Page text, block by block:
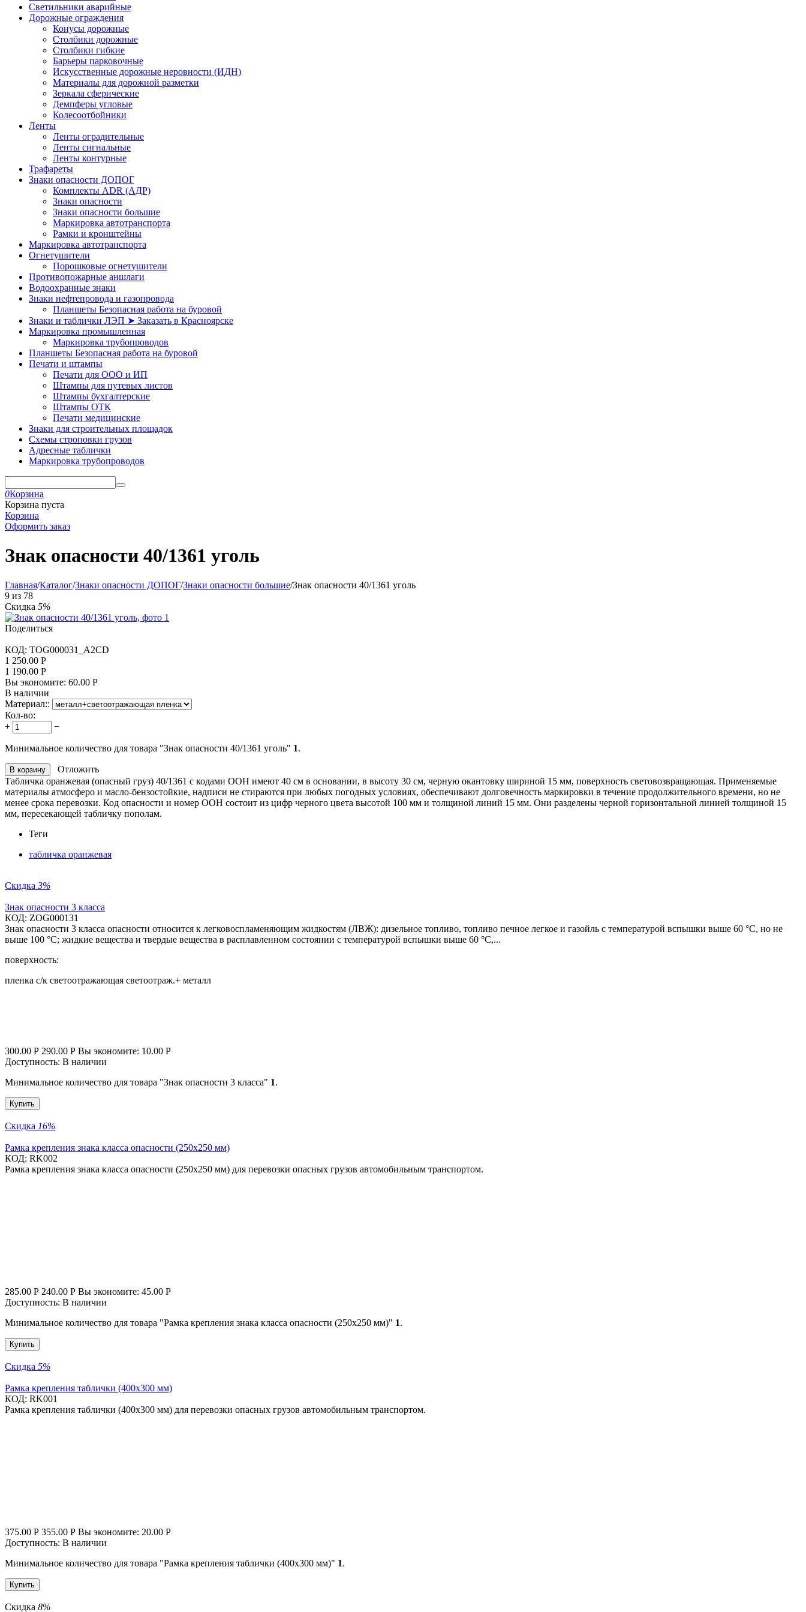
Светильники аварийные
Дорожные ограждения
Конусы дорожные
Столбики дорожные
Столбики гибкие
Барьеры парковочные
Искусственные дорожные неровности (ИДН)
Материалы для дорожной разметки
Зеркала сферические
Демпферы угловые
Колесоотбойники
Ленты
Ленты оградительные
Ленты сигнальные
Ленты контурные
Трафареты
Знаки опасности ДОПОГ
Комплекты ADR (АДР)
Знаки опасности
Знаки опасности большие
Маркировка автотранспорта
Рамки и кронштейны
Маркировка автотранспорта
Огнетушители
Порошковые огнетушители
Противопожарные аншлаги
Водоохранные знаки
Знаки нефтепровода и газопровода
Планшеты Безопасная работа на буровой
Знаки и таблички ЛЭП ➤ Заказать в Красноярске
Маркировка промышленная
Маркировка трубопроводов
Планшеты Безопасная работа на буровой
Печати и штампы
Печати для ООО и ИП
Штампы для путевых листов
Штампы бухгалтерские
Штампы ОТК
Печати медицинские
Знаки для строительных площадок
Схемы строповки грузов
Адресные таблички
Маркировка трубопроводов
0Корзина
Корзина пуста
Корзина
Оформить заказ
Знак опасности 40/1361 уголь
Главная/Каталог/Знаки опасности ДОПОГ/Знаки опасности большие/Знак опасности 40/1361 уголь
9 из 78
Скидка 5%
Поделиться
КОД: TOG000031_A2CD
1 250.00 Р
1 190.00 Р
Вы экономите: 60.00 Р
В наличии
Материал::
Кол-во:
+
−
Минимальное количество для товара "Знак опасности 40/1361 уголь" 1.
В корзину
Отложить
Табличка оранжевая (опасный груз) 40/1361 с кодами ООН имеют 40 см в основании, в высоту 30 см, черную окантовку шириной 15 мм, поверхность световозвращающая. Применяемые
материалы атмосферо и масло-бензостойкие, надписи не стираются при любых погодных условиях, обеспечивают долговечность маркировки в течение продолжительного времени, но не
менее срока перевозки. Код опасности и номер ООН состоит из цифр черного цвета высотой 100 мм и толщиной линий 15 мм. Они разделены черной горизонтальной линией толщиной 15
мм, пересекающей табличку пополам.
Теги
табличка оранжевая
Скидка 3%
Знак опасности 3 класса
КОД: ZOG000131
Знак опасности 3 класса опасности относится к легковоспламеняющим жидкостям (ЛВЖ): дизельное топливо, топливо печное легкое и газойль с температурой вспышки выше 60 °C, но не
выше 100 °С; жидкие вещества и твердые вещества в расплавленном состоянии с температурой вспышки выше 60 °C,...
поверхность:
пленка с/к светоотражающая светоотраж.+ металл
300.00 Р 290.00 Р Вы экономите: 10.00 Р
Доступность: В наличии
Минимальное количество для товара "Знак опасности 3 класса" 1.
Купить
Скидка 16%
Рамка крепления знака класса опасности (250х250 мм)
КОД: RK002
Рамка крепления знака класса опасности (250х250 мм) для перевозки опасных грузов автомобильным транспортом.
285.00 Р 240.00 Р Вы экономите: 45.00 Р
Доступность: В наличии
Минимальное количество для товара "Рамка крепления знака класса опасности (250х250 мм)" 1.
Купить
Скидка 5%
Рамка крепления таблички (400х300 мм)
КОД: RK001
Рамка крепления таблички (400х300 мм) для перевозки опасных грузов автомобильным транспортом.
375.00 Р 355.00 Р Вы экономите: 20.00 Р
Доступность: В наличии
Минимальное количество для товара "Рамка крепления таблички (400х300 мм)" 1.
Купить
Скидка 8%